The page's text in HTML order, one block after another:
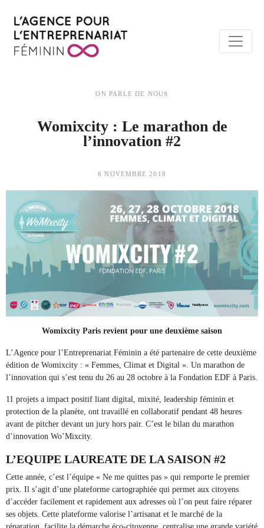
ON PARLE DE NOUS
Womixcity : Le marathon de
l’innovation #2
6 NOVEMBRE 2018
Womixcity Paris revient pour une deuxième saison
L’Agence pour l’Entreprenariat Féminin a été partenaire de cette deuxième
édition de Womixcity : « Femmes, Climat et Digital ». Un marathon de
l’innovation qui s’est tenu du 26 au 28 octobre à la Fondation EDF à Paris.
11 projets a impact positif liant digital, mixité, leadership féminin et
protection de la planète, ont travaillé en collaboratif pendant 48 heures
avant de pitcher devant un jury hors pair. C’est le bilan du marathon
d’innovation Wo’Mixcity.
L’EQUIPE LAUREATE DE LA SAISON #2
Cette année, c’est l’équipe « Ne me quittes pas » qui remporte le premier
prix. Il s’agit d’une plateforme cartographiée qui permet aux citoyens
d’accéder facilement et rapidement aux adresses où l’on peut faire réparer
ses objets. Cette plateforme valorise l’artisanat et le marché de la